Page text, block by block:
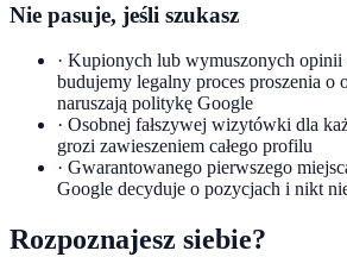
Nie pasuje, jeśli szukasz
· Kupionych lub wymuszonych
budujemy legalny proces proszenia o
naruszają politykę Google
· Osobnej fałszywej wizytówki dla
grozi zawieszeniem całego profilu
· Gwarantowanego pierwszego
Google decyduje o pozycjach i nikt
Rozpoznajesz siebie?